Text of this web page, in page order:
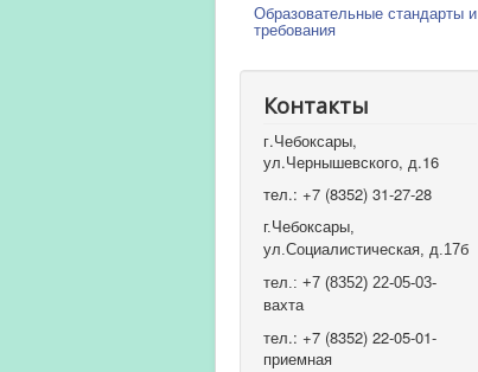
Образовательные стандарты и
требования
Контакты
г.Чебоксары,
ул.Чернышевского, д.16
тел.: +7 (8352) 31-27-28
г.Чебоксары,
ул.Социалистическая, д.17б
тел.: +7 (8352) 22-05-03-
вахта
тел.: +7 (8352) 22-05-01-
приемная